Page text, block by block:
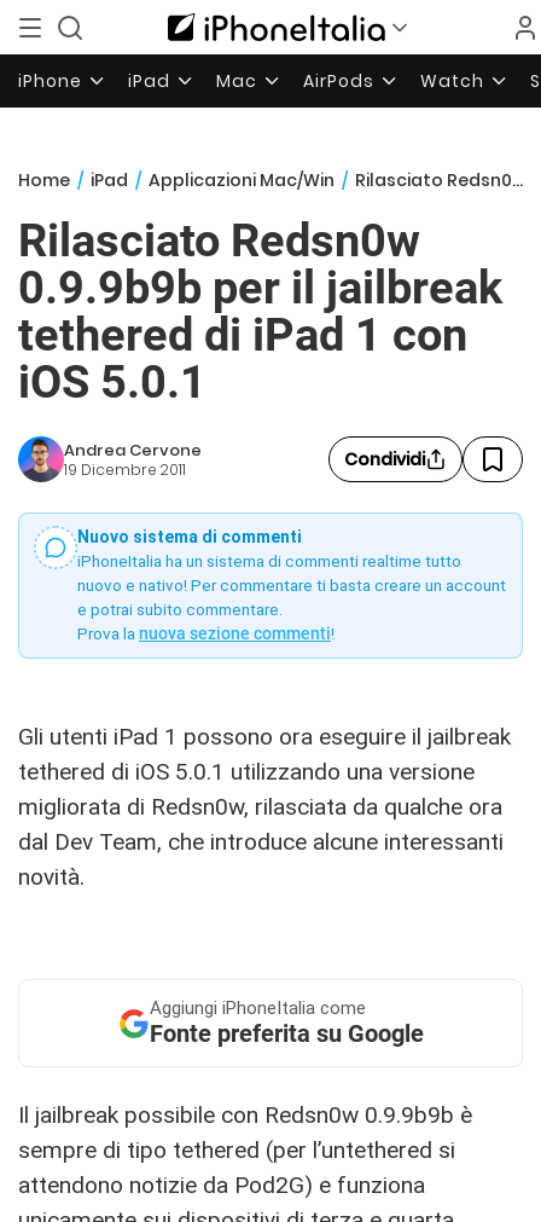
iPhone iPad Mac AirPods Watch
Home / iPad / Applicazioni Mac/Win / Rilasciato Redsn0w 0.9.9b9b per il jailbreak tethered di iPad 1 con iOS 5.0.1
Rilasciato Redsn0w
0.9.9b9b per il jailbreak
tethered di iPad 1 con
iOS 5.0.1
Andrea Cervone
19 Dicembre 2011 Condividi
Nuovo sistema di commenti
iPhoneItalia ha un sistema di commenti realtime tutto
nuovo e nativo! Per commentare ti basta creare un account
e potrai subito commentare.
Prova la nuova sezione commenti!
Gli utenti iPad 1 possono ora eseguire il jailbreak
tethered di iOS 5.0.1 utilizzando una versione
migliorata di Redsn0w, rilasciata da qualche ora
dal Dev Team, che introduce alcune interessanti
novità.
Aggiungi iPhoneItalia come
Fonte preferita su Google
Il jailbreak possibile con Redsn0w 0.9.9b9b è
sempre di tipo tethered (per l’untethered si
attendono notizie da Pod2G) e funziona